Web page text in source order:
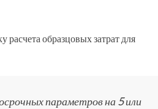
образцовых затрат для
параметров на 5 или